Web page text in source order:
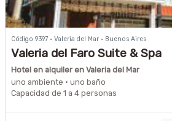
Código 9397 · Valeria del Mar · Buenos Aires
Valeria del Faro Suite & Spa
Hotel en alquiler en Valeria del Mar
uno ambiente · uno baño
Capacidad de 1 a 4 personas